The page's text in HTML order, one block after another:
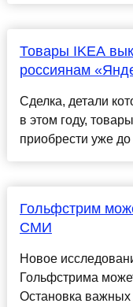
Товары IKEA
россиянам
Сделка, детали
в этом году,
приобрести уже
Гольфстрим
СМИ
Новое
Гольфстрима
Остановка важных